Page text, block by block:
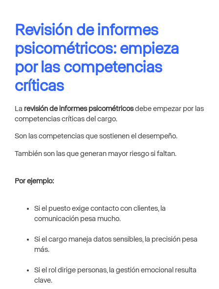
Revisión de informes
psicométricos: empieza
por las competencias
críticas
La revisión de informes psicométricosdebe empezar por las
competencias críticas del cargo.
Son las competencias que sostienen el desempeño.
También son las que generan mayor riesgo si faltan.
Por ejemplo:
Si el puesto exige contacto con clientes, la
comunicación pesa mucho.
Si el cargo maneja datos sensibles, la precisión pesa
más.
Si el rol dirige personas, la gestión emocional resulta
clave.